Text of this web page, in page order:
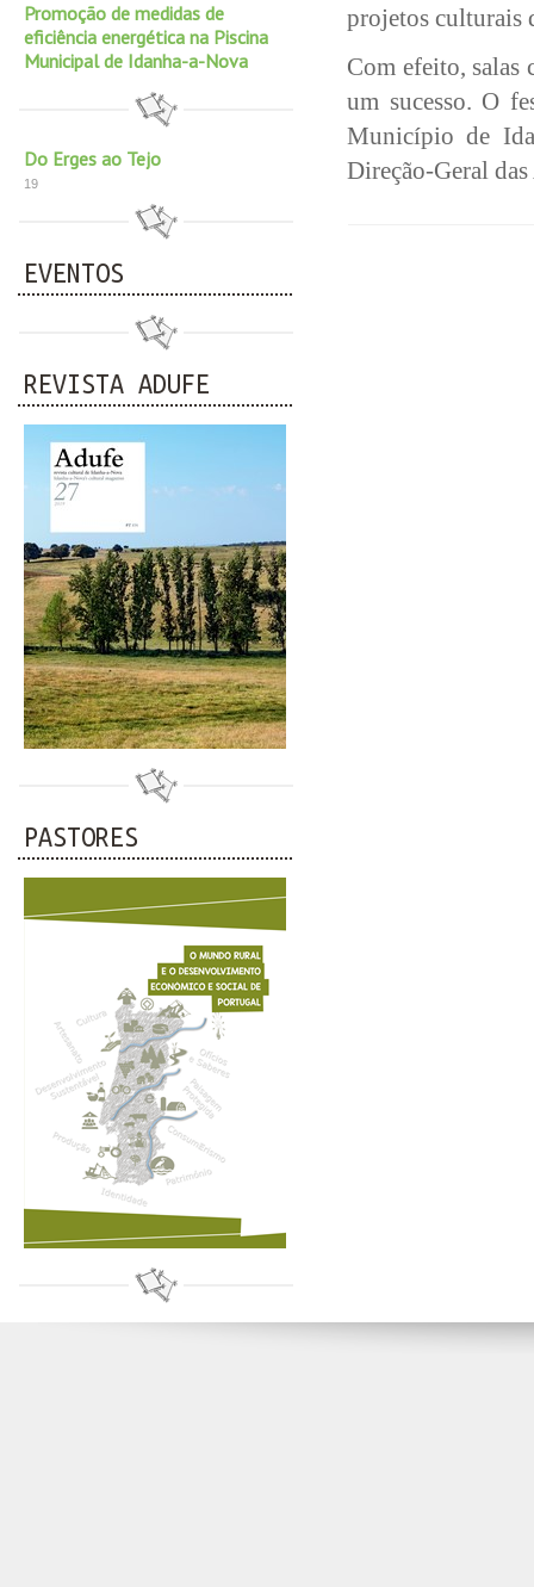
Promoção de medidas de
eficiência energética na Piscina
Municipal de Idanha-a-Nova
Do Erges ao Tejo
19
EVENTOS
REVISTA ADUFE
PASTORES
projetos culturais
Com efeito, salas
um sucesso. O
Município de
Direção-Geral